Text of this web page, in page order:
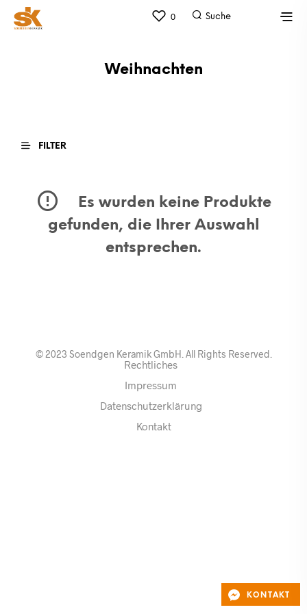
0
Weihnachten
FILTER
Es wurden keine Produkte
gefunden, die Ihrer Auswahl
entsprechen.
© 2023 Soendgen Keramik GmbH. All Rights Reserved.
Rechtliches
Impressum
Datenschutzerklärung
Kontakt
KONTAKT